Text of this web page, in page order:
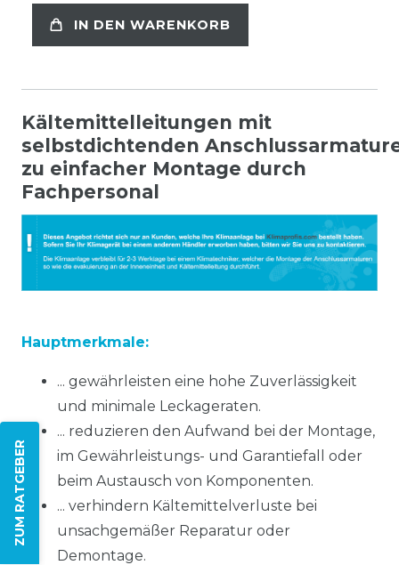
ZUM RATGEBER
IN DEN WARENKORB
Kältemittelleitungen mit
selbstdichtenden
zu einfacher Montage durch
Fachpersonal
Hauptmerkmale:
... gewährleisten eine hohe Zuverlässigkeit
und minimale Leckageraten.
... reduzieren den Aufwand bei der Montage,
im Gewährleistungs- und Garantiefall oder
beim Austausch von Komponenten.
... verhindern Kältemittelverluste bei
unsachgemäßer Reparatur oder
Demontage.